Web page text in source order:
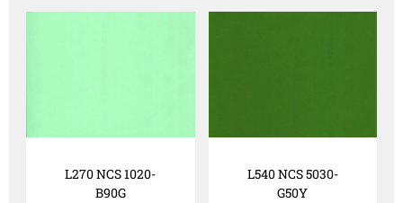
L270 NCS 1020-
B90G
L540 NCS 5030-
G50Y